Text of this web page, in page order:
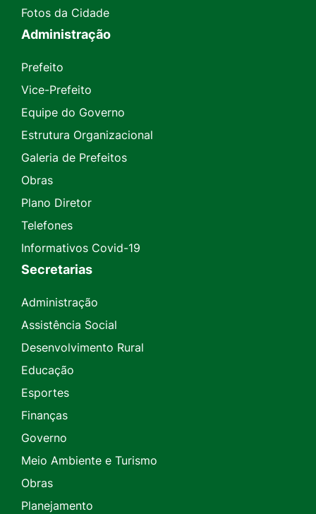
Fotos da Cidade
Administração
Prefeito
Vice-Prefeito
Equipe do Governo
Estrutura Organizacional
Galeria de Prefeitos
Obras
Plano Diretor
Telefones
Informativos Covid-19
Secretarias
Administração
Assistência Social
Desenvolvimento Rural
Educação
Esportes
Finanças
Governo
Meio Ambiente e Turismo
Obras
Planejamento